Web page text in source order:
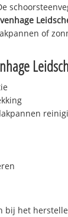
of
bij het